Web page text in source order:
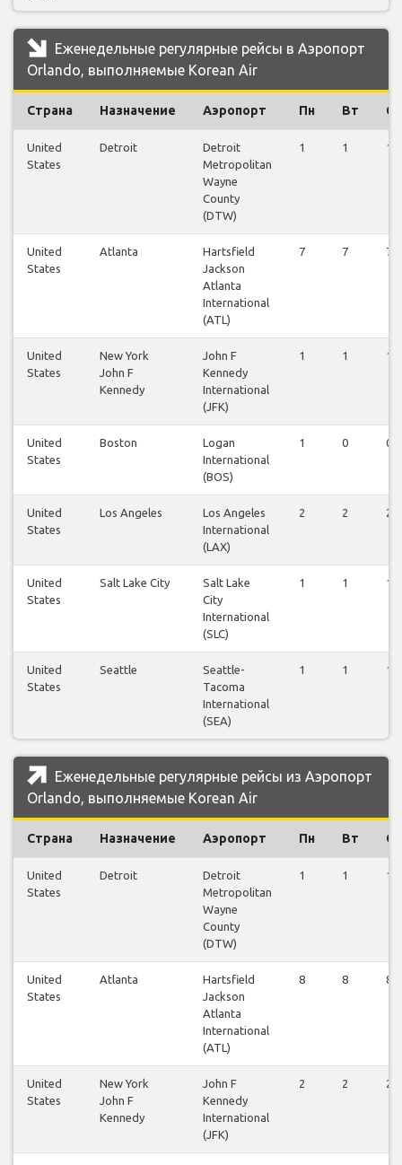
Еженедельные регулярные рейсы в Аэропорт
Orlando, выполняемые Korean Air
Страна Назначение Аэропорт Пн Вт Ср
United
States
Detroit
Detroit
Metropolitan
Wayne
County
(DTW)
1 1 1
United
States
Atlanta
Hartsfield
Jackson
Atlanta
International
(ATL)
7 7 7
United
States
New York
John F
Kennedy
John F
Kennedy
International
(JFK)
1 1 1
United
States
Boston
Logan
International
(BOS)
1 0 0
United
States
Los Angeles
Los Angeles
International
(LAX)
2 2 2
United
States
Salt Lake City
Salt Lake
City
International
(SLC)
1 1 1
United
States
Seattle
Seattle-
Tacoma
International
(SEA)
1 1 1
Еженедельные регулярные рейсы из Аэропорт
Orlando, выполняемые Korean Air
Страна Назначение Аэропорт Пн Вт Ср
United
States
Detroit
Detroit
Metropolitan
Wayne
County
(DTW)
1 1 1
United
States
Atlanta
Hartsfield
Jackson
Atlanta
International
(ATL)
8 8 8
United
States
New York
John F
Kennedy
John F
Kennedy
International
(JFK)
2 2 2